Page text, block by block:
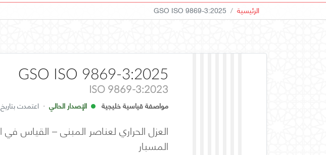
الرئيسية GSO ISO 9869-3:2025
GSO ISO 9869-3:2025
ISO 9869-3:2023
مواصفة قياسية خليجية الإصدار الحالي · اعتمدت بتاريخ
المسبار